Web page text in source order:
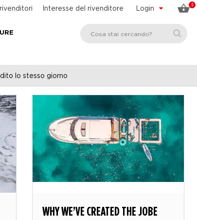
0
Login
Interesse del rivenditore
lo stesso giorno
WHY WE’VE CREATED THE JOBE